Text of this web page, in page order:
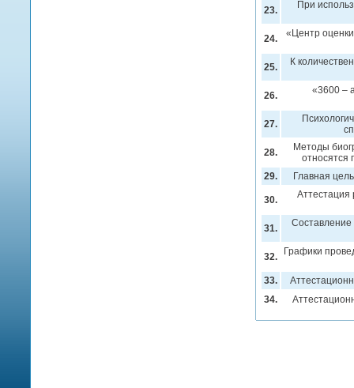
23. При
24. «Центр
25. К
26. «3600 –
27.
28.
Методы
относятся
29.
Главная
30. Аттестация
31. Составление
32. Графики
33.
34.